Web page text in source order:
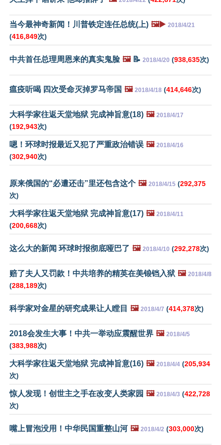
当今最神奇新闻！川普铁定连任总统(上) 🖼️▶️ 2018/4/21
(416,849次)
中共首任总理周恩来的真实鬼脸 🖼️📝 2018/4/20 (938,635次)
瘟疫听喝 四次受命灭掉罗马帝国 🖼️ 2018/4/18 (414,646次)
大科学家往返天堂地狱 完成神旨意(18) 🖼️ 2018/4/17
(192,943次)
嗯！环球时报最近又犯了严重政治错误 🖼️ 2018/4/16
(302,940次)
原来俄国的“必遭还击”里还包含这个 🖼️ 2018/4/15 (292,375
次)
大科学家往返天堂地狱 完成神旨意(17) 🖼️ 2018/4/11
(200,668次)
这么大的新闻 环球时报彻底哑巴了 🖼️ 2018/4/10 (292,278次)
赔了夫人又罚款！中共培养的精英在美锒铛入狱 🖼️ 2018/4/8
(288,189次)
科学家对金星的研究成果让人瞠目 🖼️ 2018/4/7 (414,378次)
2018会发生大事！中共一举动应震醒世界 🖼️ 2018/4/5
(383,988次)
大科学家往返天堂地狱 完成神旨意(16) 🖼️ 2018/4/4 (205,934
次)
惊人发现！创世主之手在改变人类家园 🖼️ 2018/4/3 (422,728
次)
嘴上冒泡没用！中华民国重整山河 🖼️ 2018/4/2 (303,000次)